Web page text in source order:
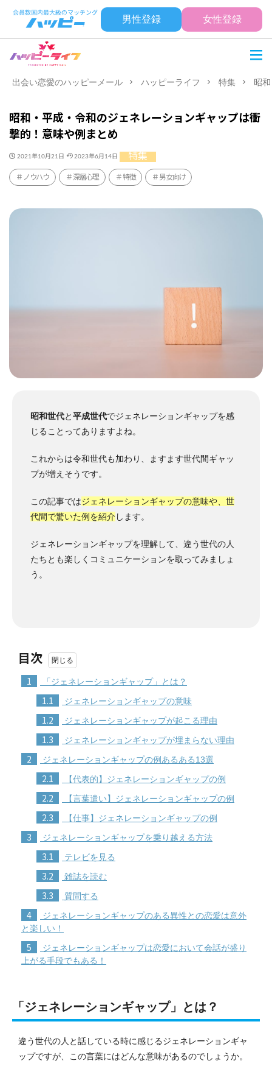
男性登録 女性登録
出会い恋愛のハッピーメール ハッピーライフ 特集 昭
昭和・平成・令和のジェネレーションギャップは衝
撃的！意味や例まとめ
2021年10月21日 2023年6月14日 特集
ノウハウ 深層心理 特徴 男女向け
昭和世代と平成世代でジェネレーションギャップを感
じることってありますよね。
これからは令和世代も加わり、ますます世代間ギャッ
プが増えそうです。
この記事ではジェネレーションギャップの意味や、世
代間で驚いた例を紹介 します。
ジェネレーションギャップを理解して、違う世代の人
たちとも楽しくコミュニケーションを取ってみましょ
う。
目次
1 「ジェネレーションギャップ」とは？
1.1 ジェネレーションギャップの意味
1.2 ジェネレーションギャップが起こる理由
1.3 ジェネレーションギャップが埋まらない理由
2 ジェネレーションギャップの例あるある13選
2.1 【代表的】ジェネレーションギャップの例
2.2 【言葉遣い】ジェネレーションギャップの例
2.3 【仕事】ジェネレーションギャップの例
3 ジェネレーションギャップを乗り越える方法
3.1 テレビを見る
3.2 雑誌を読む
3.3 質問する
4
ジェネレーションギャップのある異性との恋愛は意外
と楽しい！
5
ジェネレーションギャップは恋愛において会話が盛り
上がる手段でもある！
「ジェネレーションギャップ」とは？
違う世代の人と話している時に感じるジェネレーションギャ
ップですが、この言葉にはどんな意味があるのでしょうか。